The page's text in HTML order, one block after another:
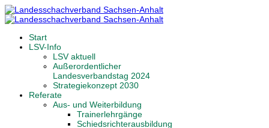
Start
LSV-Info
LSV aktuell
Außerordentlicher
Landesverbandstag 2024
Strategiekonzept 2030
Referate
Aus- und Weiterbildung
Trainerlehrgänge
Schiedsrichterausbildung